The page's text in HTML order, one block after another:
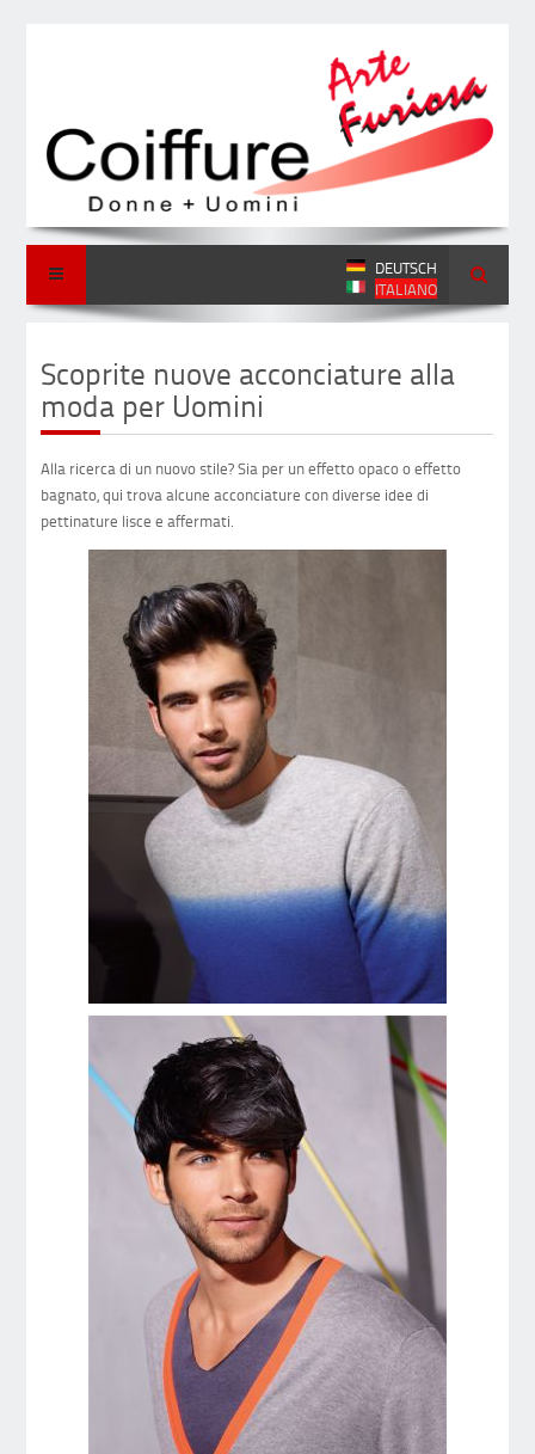
DEUTSCH
ITALIANO
Scoprite nuove acconciature alla
moda per Uomini
Alla ricerca di un nuovo stile? Sia per un effetto opaco o effetto
bagnato, qui trova alcune acconciature con diverse idee di
pettinature lisce e affermati.